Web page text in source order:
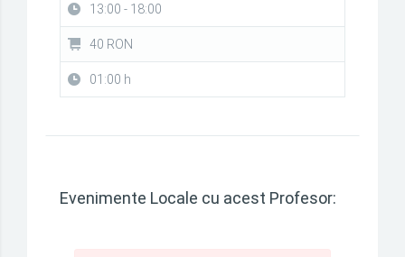
13:00 - 18:00
40 RON
01:00 h
Evenimente Locale cu acest Profesor: